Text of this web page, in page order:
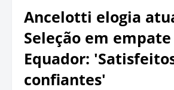
Ancelotti elogia
Seleção em
Equador:
confiantes'